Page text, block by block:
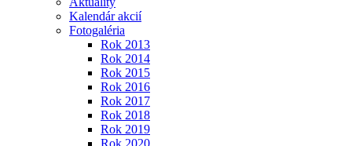
Kalendár akcií
Fotogaléria
Rok 2013
Rok 2014
Rok 2015
Rok 2016
Rok 2017
Rok 2018
Rok 2019
Rok 2020